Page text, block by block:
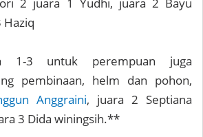
2 juara 1 Yudhi, juara 2 Bayu
Haziq
1-3 untuk perempuan juga
pembinaan, helm dan pohon,
Anggraini, juara 2 Septiana
3 Dida winingsih.**